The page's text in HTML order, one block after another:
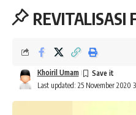
REVITALISASI
Last updated: 25 November 2020
Khoiril Umam